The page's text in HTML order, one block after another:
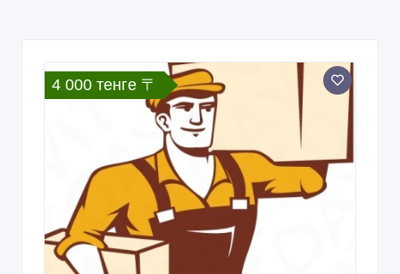
4 000 тенге 〒